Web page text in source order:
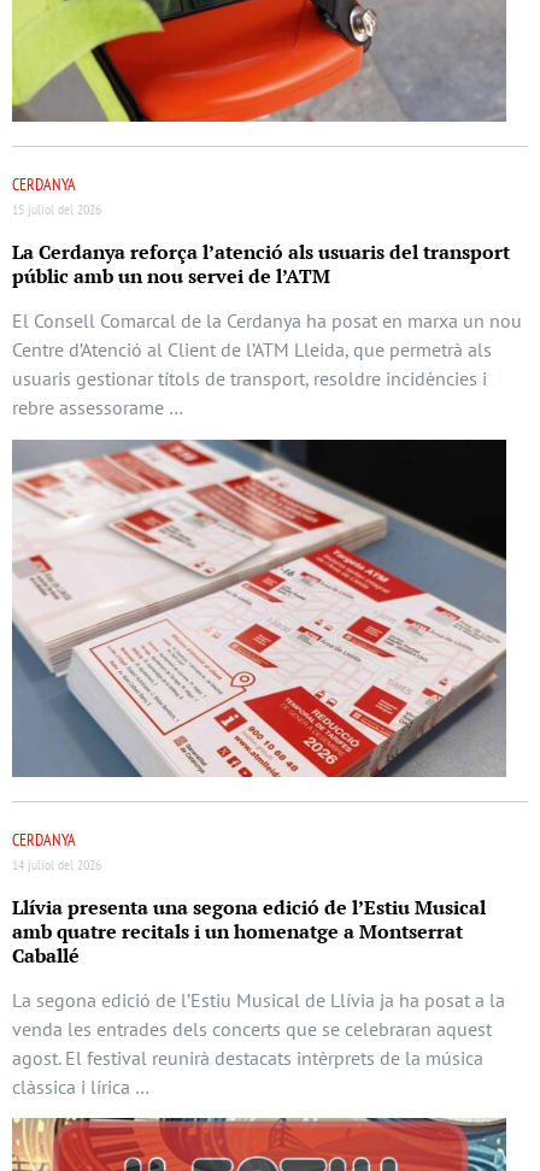
CERDANYA
15 juliol del 2026
La Cerdanya reforça l’atenció als usuaris del transport
públic amb un nou servei de l’ATM
El Consell Comarcal de la Cerdanya ha posat en marxa un nou
Centre d’Atenció al Client de l’ATM Lleida, que permetrà als
usuaris gestionar títols de transport, resoldre incidències i
rebre assessorame …
CERDANYA
14 juliol del 2026
Llívia presenta una segona edició de l’Estiu Musical
amb quatre recitals i un homenatge a Montserrat
Caballé
La segona edició de l’Estiu Musical de Llívia ja ha posat a la
venda les entrades dels concerts que se celebraran aquest
agost. El festival reunirà destacats intèrprets de la música
clàssica i lírica …